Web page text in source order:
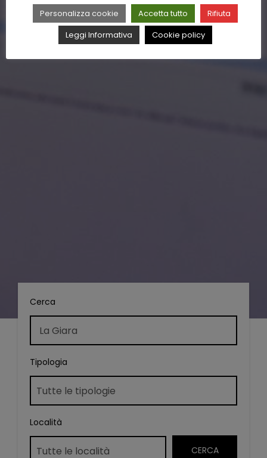
Cerca
Tipologia
Località
Personalizza cookie Accetta tutto
Rifiuta
Leggi Informativa
Cookie policy